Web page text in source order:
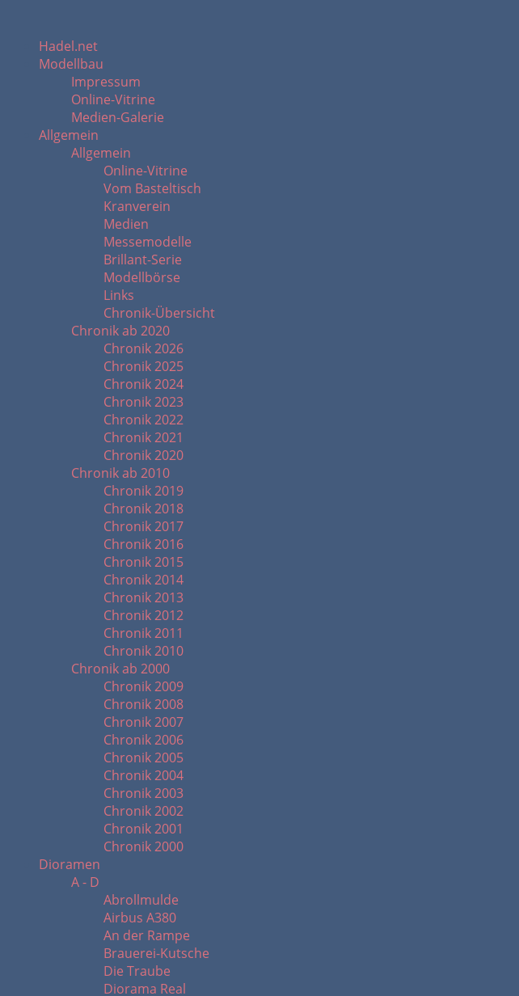
Hadel.net
Modellbau
Impressum
Online-Vitrine
Medien-Galerie
Allgemein
Allgemein
Online-Vitrine
Vom Basteltisch
Kranverein
Medien
Messemodelle
Brillant-Serie
Modellbörse
Links
Chronik-Übersicht
Chronik ab 2020
Chronik 2026
Chronik 2025
Chronik 2024
Chronik 2023
Chronik 2022
Chronik 2021
Chronik 2020
Chronik ab 2010
Chronik 2019
Chronik 2018
Chronik 2017
Chronik 2016
Chronik 2015
Chronik 2014
Chronik 2013
Chronik 2012
Chronik 2011
Chronik 2010
Chronik ab 2000
Chronik 2009
Chronik 2008
Chronik 2007
Chronik 2006
Chronik 2005
Chronik 2004
Chronik 2003
Chronik 2002
Chronik 2001
Chronik 2000
Dioramen
A - D
Abrollmulde
Airbus A380
An der Rampe
Brauerei-Kutsche
Die Traube
Diorama Real